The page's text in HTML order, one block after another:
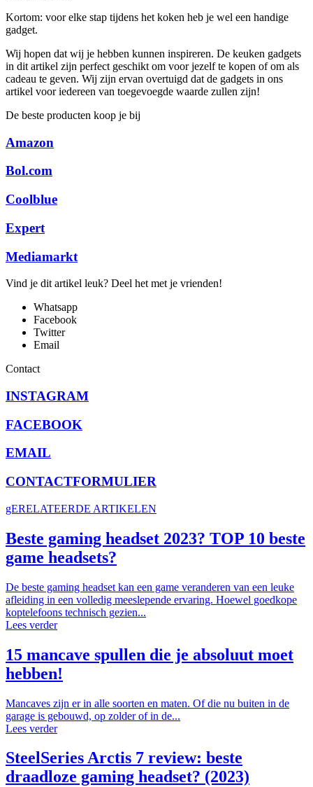
Kortom: voor elke stap tijdens het koken heb je wel een handige
gadget.
Wij hopen dat wij je hebben kunnen inspireren. De keuken gadgets
in dit artikel zijn perfect geschikt om voor jezelf te kopen of om als
cadeau te geven. Wij zijn ervan overtuigd dat de gadgets in ons
artikel voor iedereen van toegevoegde waarde zullen zijn!
De beste producten koop je bij
Amazon
Bol.com
Coolblue
Expert
Mediamarkt
Vind je dit artikel leuk? Deel het met je vrienden!
Whatsapp
Facebook
Twitter
Email
Contact
INSTAGRAM
FACEBOOK
EMAIL
CONTACTFORMULIER
gERELATEERDE ARTIKELEN
Beste gaming headset 2023? TOP 10 beste
game headsets?
De beste gaming headset kan een game veranderen van een leuke
afleiding in een volledig meeslepende ervaring. Hoewel goedkope
koptelefoons technisch gezien...
Lees verder
15 mancave spullen die je absoluut moet
hebben!
Mancaves zijn er in alle soorten en maten. Of die nu buiten in de
garage is gebouwd, op zolder of in de...
Lees verder
SteelSeries Arctis 7 review: beste
draadloze gaming headset? (2023)